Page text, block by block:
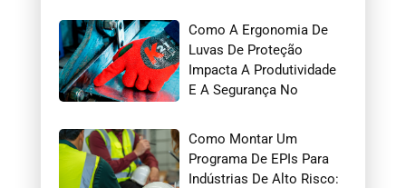
Como A Ergonomia De
Luvas De Proteção
Impacta A Produtividade
E A Segurança No
Como Montar Um
Programa De EPIs Para
Indústrias De Alto Risco: